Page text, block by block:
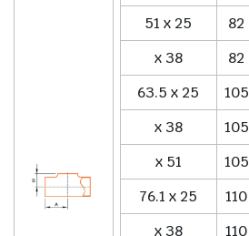
51 x 25
82
x 38
82
63.5 x 25
105
x 38
105
x 51
105
76.1 x 25
110
x 38
110